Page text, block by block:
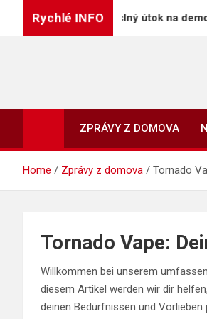
Rychlé INFO
doživotí za úmyslný útok na
ZPRÁVY Z DOMOVA
Home Zprávy z domova Tornado
Tornado Vape:
Willkommen bei unserem
diesem Artikel werden wir dir
deinen Bedürfnissen und Vorlieben